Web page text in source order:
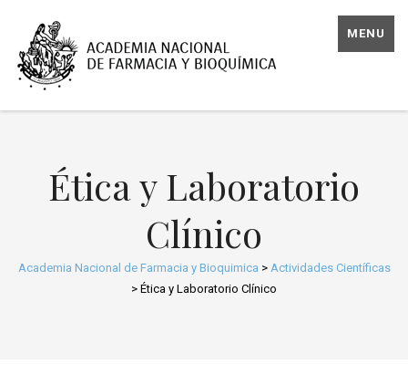
MENU
Ética y Laboratorio
Clínico
Academia Nacional de Farmacia y Bioquimica > Actividades Científicas
> Ética y Laboratorio Clínico